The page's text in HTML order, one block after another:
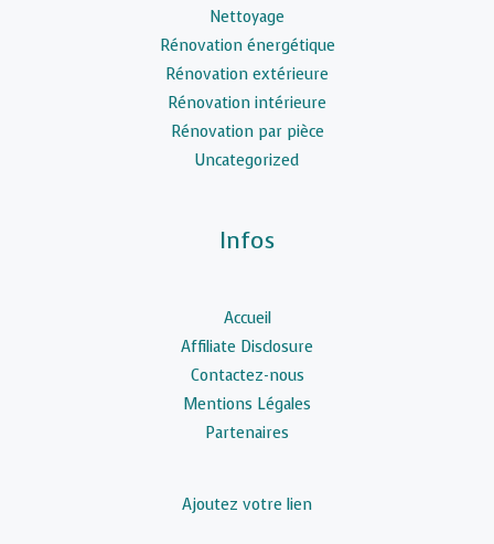
Nettoyage
Rénovation énergétique
Rénovation extérieure
Rénovation intérieure
Rénovation par pièce
Uncategorized
Infos
Accueil
Affiliate Disclosure
Contactez-nous
Mentions Légales
Partenaires
Ajoutez votre lien